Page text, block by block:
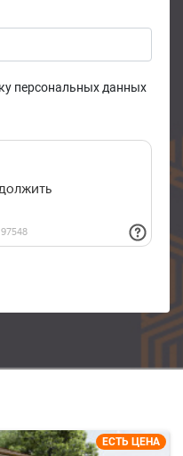
персональных данных
ЕСТЬ ЦЕНА